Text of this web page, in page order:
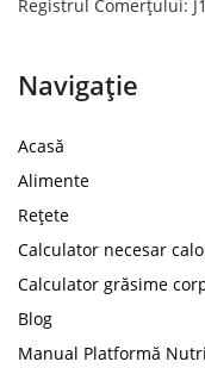
Registrul Comerțului:
Navigație
Acasă
Alimente
Rețete
Calculator necesar
Calculator grăsime
Blog
Manual Platformă